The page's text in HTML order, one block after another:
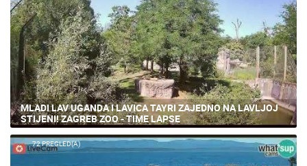
MLADI LAV UGANDA I LAVICA TAYRI ZAJEDNO NA LAVLJOJ
STIJENI! ZAGREB ZOO - TIME LAPSE
72 PREGLED(A)